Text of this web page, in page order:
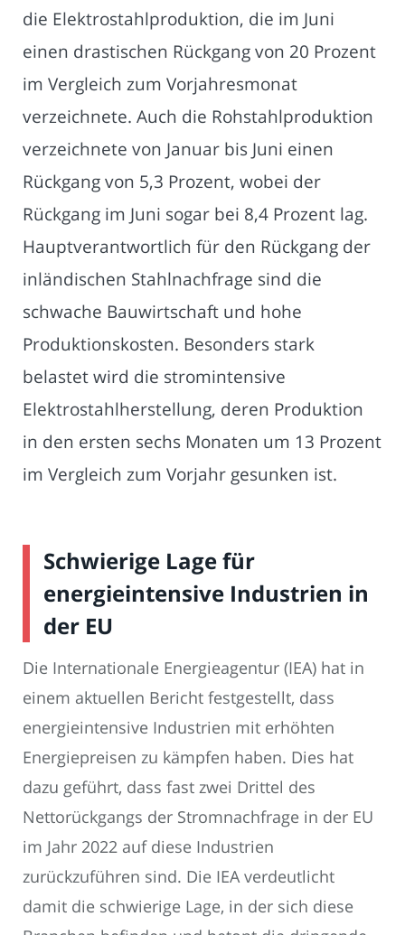
die Elektrostahlproduktion, die im Juni
einen drastischen Rückgang von 20 Prozent
im Vergleich zum Vorjahresmonat
verzeichnete. Auch die Rohstahlproduktion
verzeichnete von Januar bis Juni einen
Rückgang von 5,3 Prozent, wobei der
Rückgang im Juni sogar bei 8,4 Prozent lag.
Hauptverantwortlich für den Rückgang der
inländischen Stahlnachfrage sind die
schwache Bauwirtschaft und hohe
Produktionskosten. Besonders stark
belastet wird die stromintensive
Elektrostahlherstellung, deren Produktion
in den ersten sechs Monaten um 13 Prozent
im Vergleich zum Vorjahr gesunken ist.
Schwierige Lage für
energieintensive Industrien in
der EU
Die Internationale Energieagentur (IEA) hat in
einem aktuellen Bericht festgestellt, dass
energieintensive Industrien mit erhöhten
Energiepreisen zu kämpfen haben. Dies hat
dazu geführt, dass fast zwei Drittel des
Nettorückgangs der Stromnachfrage in der EU
im Jahr 2022 auf diese Industrien
zurückzuführen sind. Die IEA verdeutlicht
damit die schwierige Lage, in der sich diese